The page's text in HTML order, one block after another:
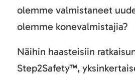
olemme valmistaneet
olemme konevalmistajia?
Näihin haasteisiin
Step2Safety™,